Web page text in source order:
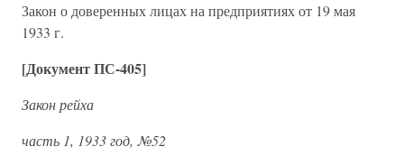
Закон о доверенных лицах на предприятиях от 19 мая
1933 г.
[Документ ПС-405]
Закон рейха
часть 1, 1933 год, №52